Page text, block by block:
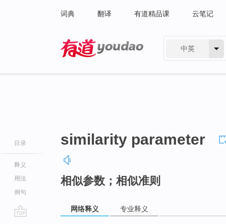
词典 翻译 有道精品课 云笔记
中英
目录
释义
用法
例句
similarity parameter
相似参数；相似准则
网络释义 专业释义